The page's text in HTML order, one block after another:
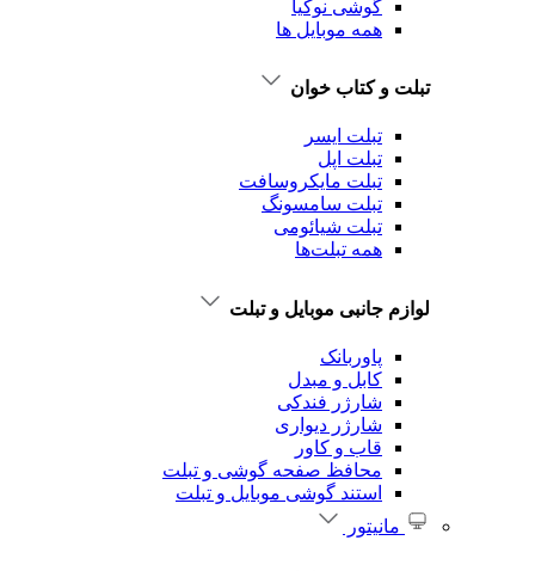
گوشی نوکیا
همه موبایل ها
تبلت و کتاب خوان
تبلت ایسر
تبلت اپل
تبلت‌ مایکروسافت
تبلت‌ سامسونگ
تبلت شیائومی
همه تبلت‌ها
لوازم جانبی موبایل و تبلت
پاوربانک
کابل و مبدل
شارژر فندکی
شارژر دیواری
قاب و کاور
محافظ صفحه گوشی و تبلت
استند گوشی موبایل و تبلت
مانیتور